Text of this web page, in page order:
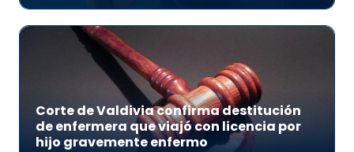
Corte de Valdivia confirma destitución
de enfermera que viajó con licencia por
hijo gravemente enfermo